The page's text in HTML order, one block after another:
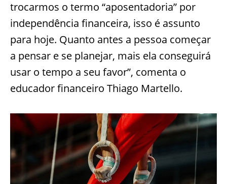
trocarmos o termo “aposentadoria” por
independência financeira, isso é assunto
para hoje. Quanto antes a pessoa começar
a pensar e se planejar, mais ela conseguirá
usar o tempo a seu favor”, comenta o
educador financeiro Thiago Martello.